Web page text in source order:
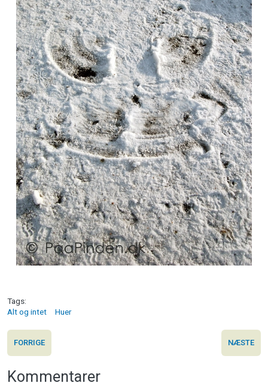
Tags
Alt og intet
Huer
FORRIGE NÆSTE
Kommentarer